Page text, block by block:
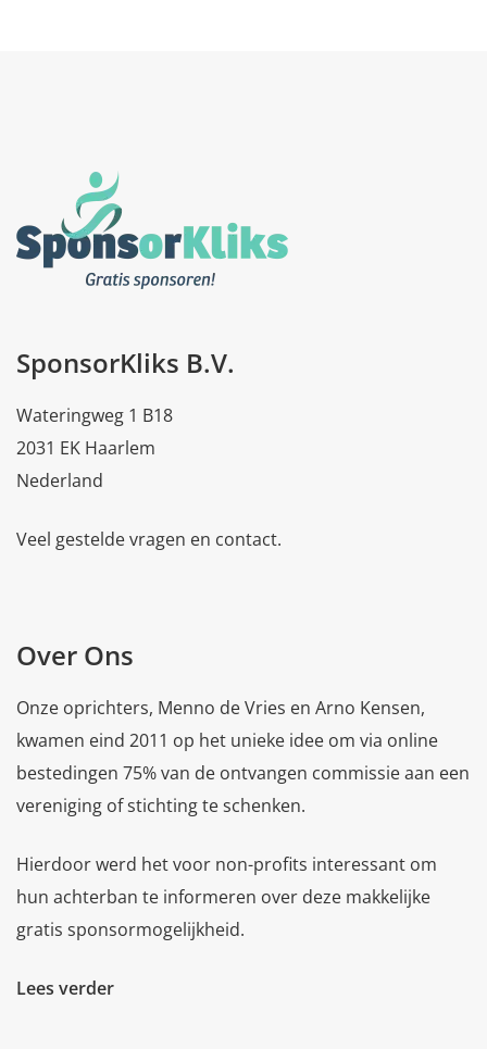
SponsorKliks B.V.
Wateringweg 1 B18
2031 EK Haarlem
Nederland
Veel gestelde vragen en contact.
Over Ons
Onze oprichters, Menno de Vries en Arno Kensen,
kwamen eind 2011 op het unieke idee om via online
bestedingen 75% van de ontvangen commissie aan een
vereniging of stichting te schenken.
Hierdoor werd het voor non-profits interessant om
hun achterban te informeren over deze makkelijke
gratis sponsormogelijkheid.
Lees verder